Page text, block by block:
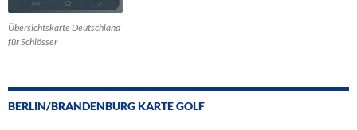
Übersichtskarte Deutschland
für Schlösser
BERLIN/BRANDENBURG KARTE GOLF